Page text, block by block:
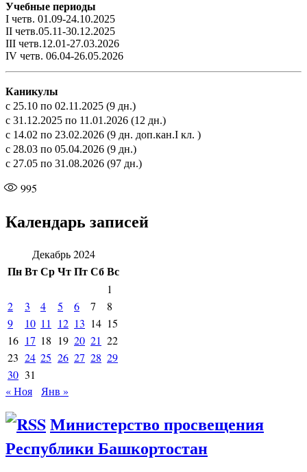
Учебные периоды
I четв. 01.09-24.10.2025
II четв.05.11-30.12.2025
III четв.12.01-27.03.2026
IV четв. 06.04-26.05.2026
Каникулы
с 25.10 по 02.11.2025 (9 дн.)
с 31.12.2025 по 11.01.2026 (12 дн.)
с 14.02 по 23.02.2026 (9 дн. доп.кан.I кл. )
с 28.03 по 05.04.2026 (9 дн.)
с 27.05 по 31.08.2026 (97 дн.)
995
Календарь записей
Декабрь 2024
ПнВтСрЧтПтСбВс
1
2
3 4 5 6 7
8
9
10 11 12 13 14 15
16 17 18 19 20 21 22
23 24 25 26 27 28 29
30 31
« Ноя
Янв »
Министерство просвещения
Республики Башкортостан